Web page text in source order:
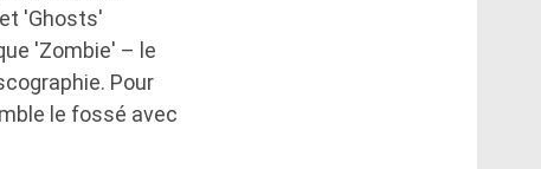
'Ghosts'
'Zombie' – le
Pour
le fossé avec